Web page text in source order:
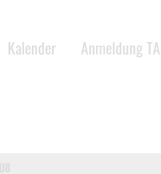
Kalender Anmeldung